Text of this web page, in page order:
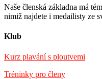
Naše členská základna má
nimiž najdete i medailisty ze
Klub
Kurz plavání s ploutvemi
Tréninky pro členy